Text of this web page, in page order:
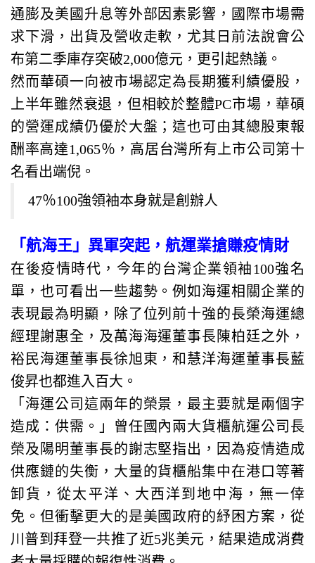
通膨及美國升息等外部因素影響，國際市場需
求下滑，出貨及營收走軟，尤其日前法說會公
布第二季庫存突破2,000億元，更引起熱議。
然而華碩一向被市場認定為長期獲利績優股，
上半年雖然衰退，但相較於整體PC市場，華碩
的營運成績仍優於大盤；這也可由其總股東報
酬率高達1,065％，高居台灣所有上市公司第十
名看出端倪。
47％100強領袖本身就是創辦人
「航海王」異軍突起，航運業搶賺疫情財
在後疫情時代，今年的台灣企業領袖100強名
單，也可看出一些趨勢。例如海運相關企業的
表現最為明顯，除了位列前十強的長榮海運總
經理謝惠全，及萬海海運董事長陳柏廷之外，
裕民海運董事長徐旭東，和慧洋海運董事長藍
俊昇也都進入百大。
「海運公司這兩年的榮景，最主要就是兩個字
造成：供需。」曾任國內兩大貨櫃航運公司長
榮及陽明董事長的謝志堅指出，因為疫情造成
供應鏈的失衡，大量的貨櫃船集中在港口等著
卸貨，從太平洋、大西洋到地中海，無一倖
免。但衝擊更大的是美國政府的紓困方案，從
川普到拜登一共推了近5兆美元，結果造成消費